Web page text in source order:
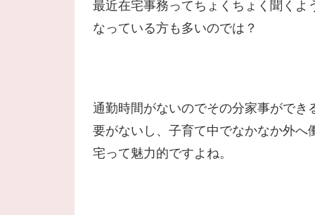
最近在宅事務ってちょくちょく聞く
なっている方も多いのでは？
通勤時間がないのでその分家事がで
要がないし、子育て中でなかなか外
宅って魅力的ですよね。